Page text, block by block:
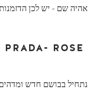
אהיה שם - יש לכן
נתחיל בבושם חדש